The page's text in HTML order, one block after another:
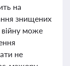
на
знищених
війну може
не